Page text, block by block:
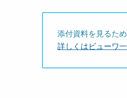
添付資料を見るた
詳しくはビューワ